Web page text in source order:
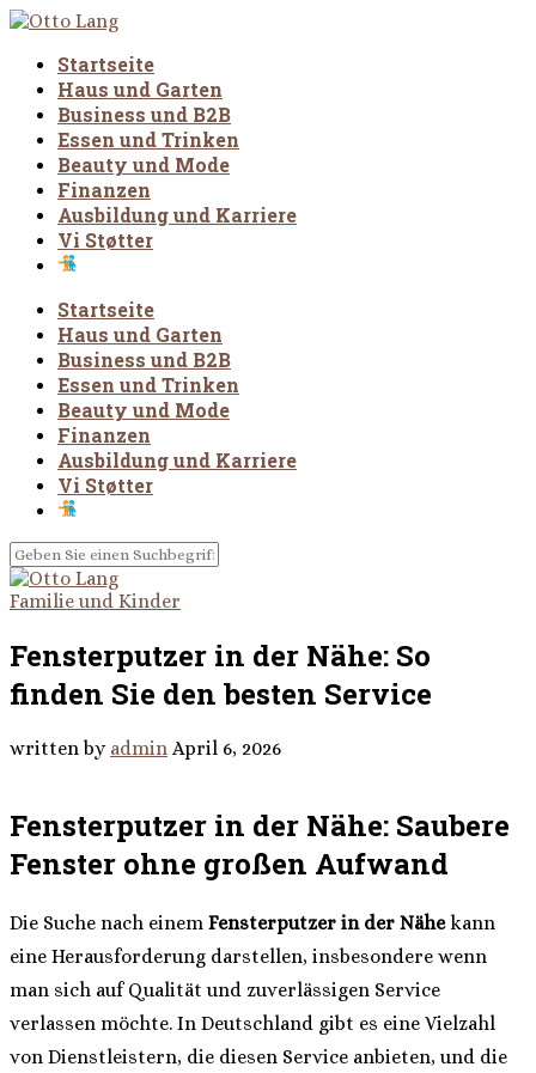
Startseite
Haus und Garten
Business und B2B
Essen und Trinken
Beauty und Mode
Finanzen
Ausbildung und Karriere
Vi Støtter
Startseite
Haus und Garten
Business und B2B
Essen und Trinken
Beauty und Mode
Finanzen
Ausbildung und Karriere
Vi Støtter
Familie und Kinder
Fensterputzer in der Nähe: So
finden Sie den besten Service
written by admin April 6, 2026
Fensterputzer in der Nähe: Saubere
Fenster ohne großen Aufwand
Die Suche nach einem Fensterputzer in der Nähekann
eine Herausforderung darstellen, insbesondere wenn
man sich auf Qualität und zuverlässigen Service
verlassen möchte. In Deutschland gibt es eine Vielzahl
von Dienstleistern, die diesen Service anbieten, und die